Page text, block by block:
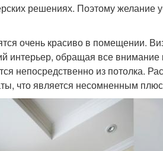
решениях. Поэтому желание
очень красиво в помещении.
интерьер, обращая все
непосредственно из потолка.
что является несомненным